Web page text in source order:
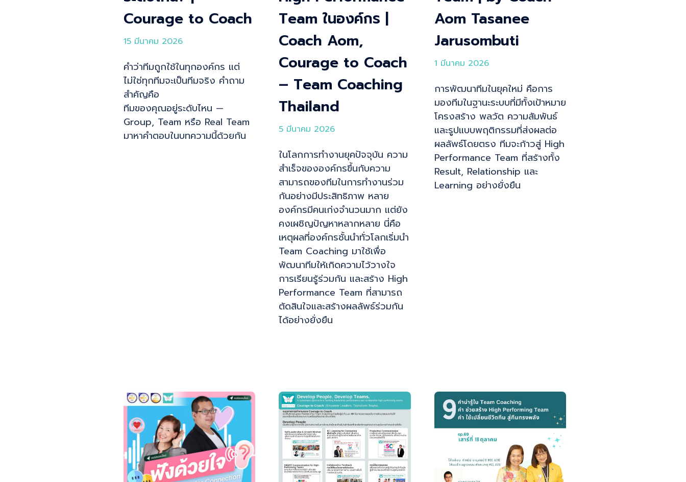
Courage to Coach
15 มีนาคม 2026
คำว่าทีมถูกใช้ในทุกองค์กร แต่
ไม่ใช่ทุกทีมจะเป็นทีมจริง คำถาม
สำคัญคือ
ทีมของคุณอยู่ระดับไหน —
Group, Team หรือ Real Team
มาหาคำตอบในบทความนี้ด้วยกัน
Team ในองค์กร |
Coach Aom,
Courage to Coach
– Team Coaching
Thailand
5 มีนาคม 2026
ในโลกการทำงานยุคปัจจุบัน ความ
สำเร็จขององค์กรขึ้นกับความ
สามารถของทีมในการทำงานร่วม
กันอย่างมีประสิทธิภาพ หลาย
องค์กรมีคนเก่งจำนวนมาก แต่ยัง
คงเผชิญปัญหาหลากหลาย นี่คือ
เหตุผลที่องค์กรชั้นนำทั่วโลกเริ่มนำ
Team Coaching มาใช้เพื่อ
พัฒนาทีมให้เกิดความไว้วางใจ
การเรียนรู้ร่วมกัน และสร้าง High
Performance Team ที่สามารถ
ตัดสินใจและสร้างผลลัพธ์ร่วมกัน
ได้อย่างยั่งยืน
Aom Tasanee
Jarusombuti
1 มีนาคม 2026
การพัฒนาทีมในยุคใหม่ คือการ
มองทีมในฐานะระบบที่มีทั้งเป้าหมาย
โครงสร้าง พลวัต ความสัมพันธ์
และรูปแบบพฤติกรรมที่ส่งผลต่อ
ผลลัพธ์โดยตรง ทีมจะก้าวสู่ High
Performance Team ที่สร้างทั้ง
Result, Relationship และ
Learning อย่างยั่งยืน